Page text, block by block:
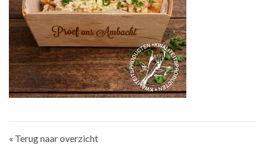
« Terug naar overzicht